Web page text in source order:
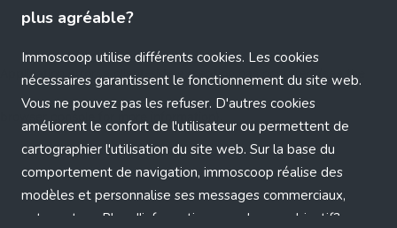
plus agréable?
Immoscoop utilise différents cookies. Les cookies
nécessaires garantissent le fonctionnement du site web.
Vous ne pouvez pas les refuser. D'autres cookies
améliorent le confort de l'utilisateur ou permettent de
cartographier l'utilisation du site web. Sur la base du
comportement de navigation, immoscoop réalise des
modèles et personnalise ses messages commerciaux,
entre autres. Plus d'informations sur chaque objectif?
Application error: a client-side exception has occurred (see the
browser console for more information)